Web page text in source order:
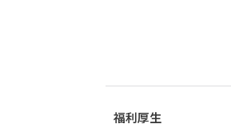
福利厚生